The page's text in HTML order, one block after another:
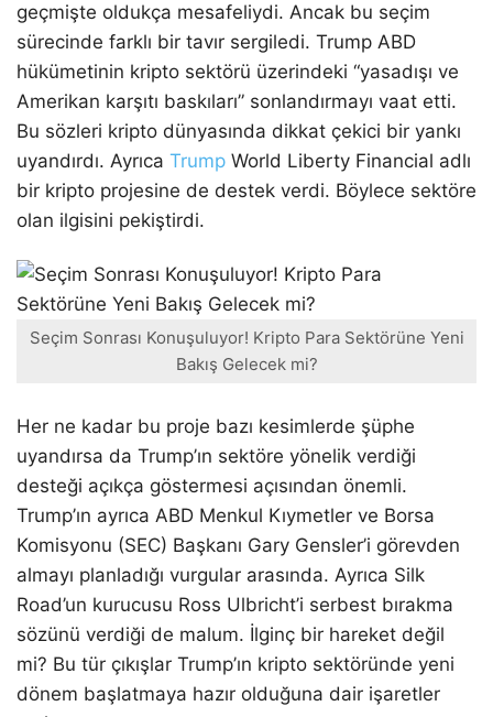
geçmişte oldukça mesafeliydi. Ancak bu seçim
sürecinde farklı bir tavır sergiledi. Trump ABD
hükümetinin kripto sektörü üzerindeki “yasadışı ve
Amerikan karşıtı baskıları” sonlandırmayı vaat etti.
Bu sözleri kripto dünyasında dikkat çekici bir yankı
uyandırdı. Ayrıca Trump World Liberty Financial adlı
bir kripto projesine de destek verdi. Böylece sektöre
olan ilgisini pekiştirdi.
Seçim Sonrası Konuşuluyor! Kripto Para Sektörüne Yeni
Bakış Gelecek mi?
Her ne kadar bu proje bazı kesimlerde şüphe
uyandırsa da Trump’ın sektöre yönelik verdiği
desteği açıkça göstermesi açısından önemli.
Trump’ın ayrıca ABD Menkul Kıymetler ve Borsa
Komisyonu (SEC) Başkanı Gary Gensler’i görevden
almayı planladığı vurgular arasında. Ayrıca Silk
Road’un kurucusu Ross Ulbricht’i serbest bırakma
sözünü verdiği de malum. İlginç bir hareket değil
mi? Bu tür çıkışlar Trump’ın kripto sektöründe yeni
dönem başlatmaya hazır olduğuna dair işaretler